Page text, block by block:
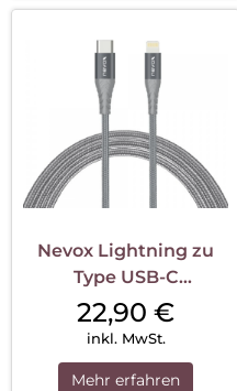
Nevox Lightning zu
Type USB-C
Datenkabel MFi
Nylon...
22,90 €
inkl. MwSt.
Mehr erfahren